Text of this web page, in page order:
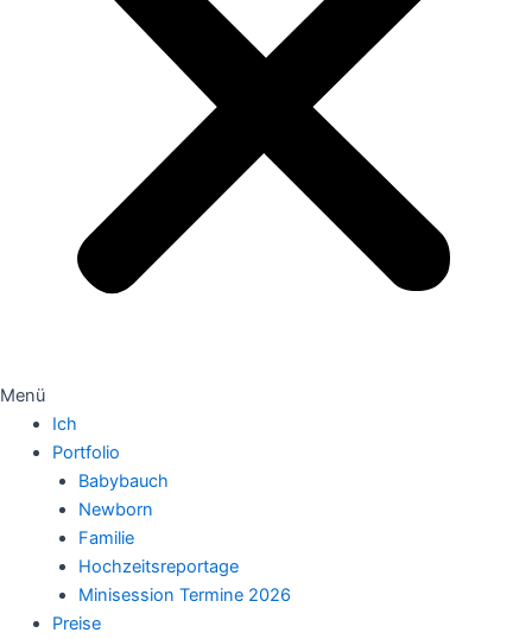
Menü
Ich
Portfolio
Babybauch
Newborn
Familie
Hochzeitsreportage
Minisession Termine 2026
Preise